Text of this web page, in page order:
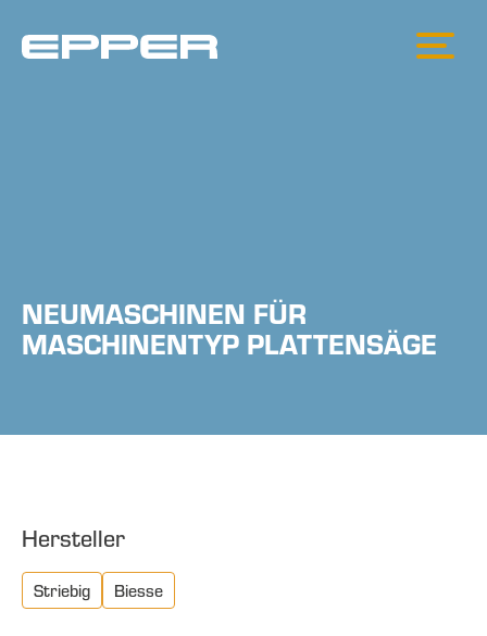
NEUMASCHINEN FÜR
MASCHINENTYP PLATTENSÄGE
Hersteller
Striebig Biesse